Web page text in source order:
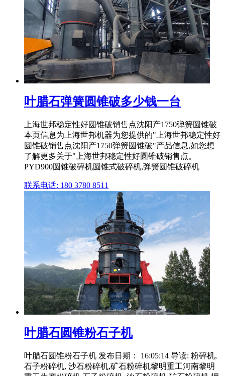
叶腊石弹簧圆锥破多少钱一台
上海世邦稳定性好圆锥破销售点沈阳产1750弹簧圆锥破
本页信息为上海世邦机器为您提供的"上海世邦稳定性好
圆锥破销售点沈阳产1750弹簧圆锥破"产品信息,如您想
了解更多关于"上海世邦稳定性好圆锥破销售点。
PYD900圆锥破碎机圆锥式破碎机,弹簧圆锥破碎机
联系电话: 180 3780 8511
叶腊石圆锥粉石子机
叶腊石圆锥粉石子机 发布日期： 16:05:14 导读: 粉碎机,
石子粉碎机, 沙石粉碎机,矿石粉碎机黎明重工河南黎明